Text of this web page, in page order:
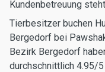
Kundenbetreuung
Tierbesitzer buchen
Bergedorf bei
Bezirk Bergedorf
durchschnittlich 4.95/